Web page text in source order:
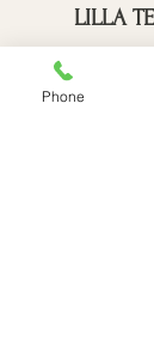
LILLA
Phone